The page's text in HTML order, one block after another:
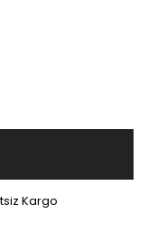
Kargo